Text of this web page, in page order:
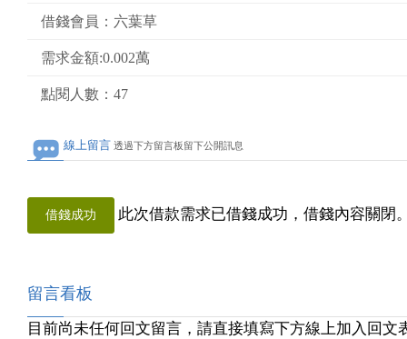
借錢會員：六葉草
需求金額:0.002萬
點閱人數：47
線上留言 透過下方留言板留下公開訊息
借錢成功 此次借款需求已借錢成功，借錢內容關閉
留言看板
目前尚未任何回文留言，請直接填寫下方線上加入回文